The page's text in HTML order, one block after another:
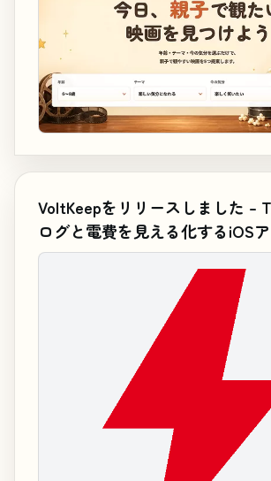
VoltKeepをリリースしました –
ログと電費を見える化するiOS